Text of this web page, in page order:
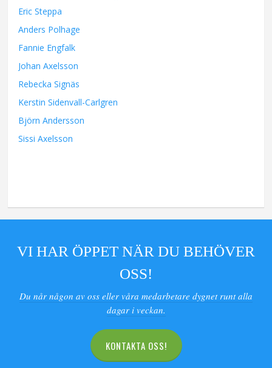
Eric Steppa
Anders Polhage
Fannie Engfalk
Johan Axelsson
Rebecka Signäs
Kerstin Sidenvall-Carlgren
Björn Andersson
Sissi Axelsson
VI HAR ÖPPET NÄR DU BEHÖVER
OSS!
Du når någon av oss eller våra medarbetare dygnet runt alla
dagar i veckan.
KONTAKTA OSS!